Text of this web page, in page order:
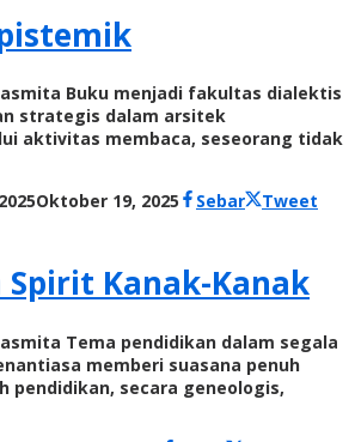
Buku menjadi fakultas dialektis
strategis dalam arsitek
aktivitas membaca, seseorang tidak
Oktober 19, 2025 olehSebar Tweet
Spirit Kanak-Kanak
Tema pendidikan dalam segala
memberi suasana penuh
pendidikan, secara geneologis,